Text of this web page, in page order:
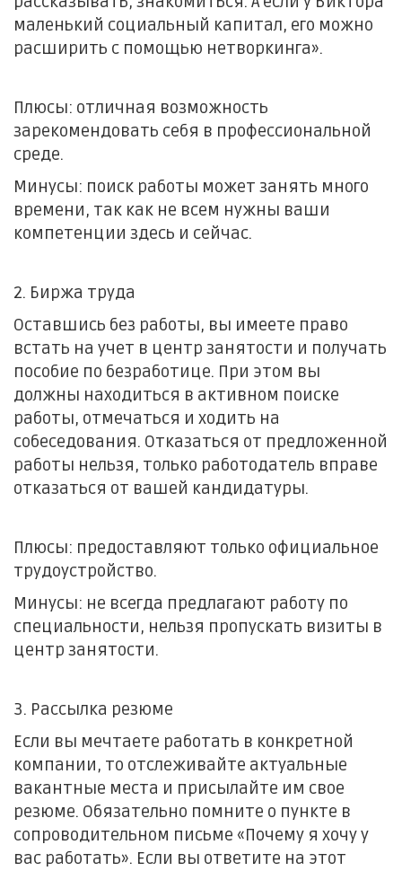
маленький социальный капитал, его можно
расширить с помощью нетворкинга».
Плюсы: отличная возможность
зарекомендовать себя в профессиональной
среде.
Минусы: поиск работы может занять много
времени, так как не всем нужны ваши
компетенции здесь и сейчас.
2. Биржа труда
Оставшись без работы, вы имеете право
встать на учет в центр занятости и получать
пособие по безработице. При этом вы
должны находиться в активном поиске
работы, отмечаться и ходить на
собеседования. Отказаться от предложенной
работы нельзя, только работодатель вправе
отказаться от вашей кандидатуры.
Плюсы: предоставляют только официальное
трудоустройство.
Минусы: не всегда предлагают работу по
специальности, нельзя пропускать визиты в
центр занятости.
3. Рассылка резюме
Если вы мечтаете работать в конкретной
компании, то отслеживайте актуальные
вакантные места и присылайте им свое
резюме. Обязательно помните о пункте в
сопроводительном письме «Почему я хочу у
вас работать». Если вы ответите на этот